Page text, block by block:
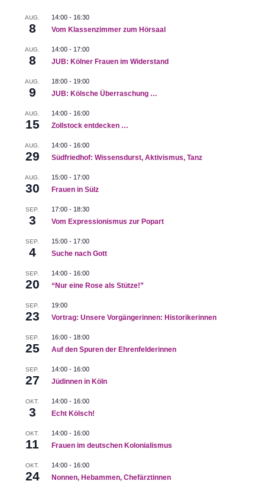
AUG.
8
14:00- 16:30
Vom Klassenzimmer zum Hörsaal
AUG.
8
14:00- 17:00
JUB: Kölner Frauen im Widerstand
AUG.
9
18:00- 19:00
JUB: Kölsche Überraschung …
AUG.
15
14:00- 16:00
Zollstock entdecken …
AUG.
29
14:00- 16:00
Südfriedhof: Wissensdurst, Aktivismus, Tanz
AUG.
30
15:00- 17:00
Frauen in Sülz
SEP.
3
17:00- 18:30
Vom Expressionismus zur Popart
SEP.
4
15:00- 17:00
Suche nach Gott
SEP.
20
14:00- 16:00
“Nur eine Rose als Stütze!”
SEP.
23
19:00
Vortrag: Unsere Vorgängerinnen: Historikerinnen
SEP.
25
16:00- 18:00
Auf den Spuren der Ehrenfelderinnen
SEP.
27
14:00- 16:00
Jüdinnen in Köln
OKT.
3
14:00- 16:00
Echt Kölsch!
OKT.
11
14:00- 16:00
Frauen im deutschen Kolonialismus
OKT.
24
14:00- 16:00
Nonnen, Hebammen, Chefärztinnen